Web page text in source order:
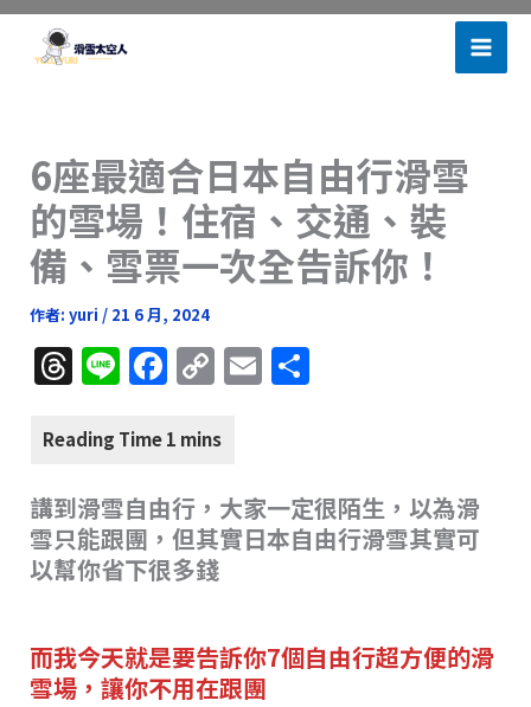
跳
6座最適合日本自由行滑雪
的雪場！住宿、交通、裝
備、雪票一次全告訴你！
作者: yuri / 21 6 月, 2024
T
h
re
d
s
Li
n
e
F
a
c
b
o
o
C
o
p
Li
n
k
E
m
分
講到滑雪自由行，大家一定很陌生，以為滑
雪只能跟團，但其實日本自由行滑雪其實可
以幫你省下很多錢
而我今天就是要告訴你7個自由行超方便的滑
雪場，讓你不用在跟團